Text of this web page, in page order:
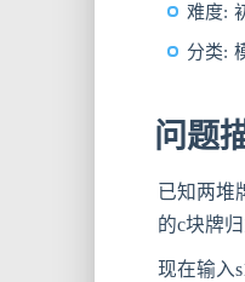
难度:
分类:
问题
已知两堆
的c块牌
现在输入